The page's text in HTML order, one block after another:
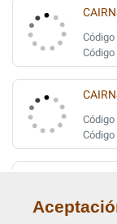
Código
Código